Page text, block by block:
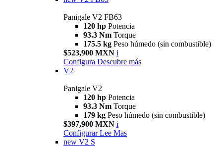
Panigale V2 FB63
120 hp Potencia
93.3 Nm Torque
175.5 kg Peso húmedo (sin combustible)
$523,900 MXN i
Configura Descubre más
V2
Panigale V2
120 hp Potencia
93.3 Nm Torque
179 kg Peso húmedo (sin combustible)
$397,900 MXN i
Configurar Lee Mas
new V2 S